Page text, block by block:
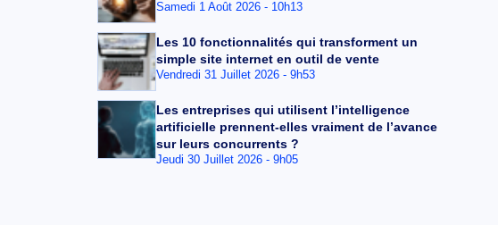
Samedi 1 Août 2026 - 10h13
Les 10 fonctionnalités qui transforment un
simple site internet en outil de vente
Vendredi 31 Juillet 2026 - 9h53
Les entreprises qui utilisent l’intelligence
artificielle prennent-elles vraiment de l’avance
sur leurs concurrents ?
Jeudi 30 Juillet 2026 - 9h05